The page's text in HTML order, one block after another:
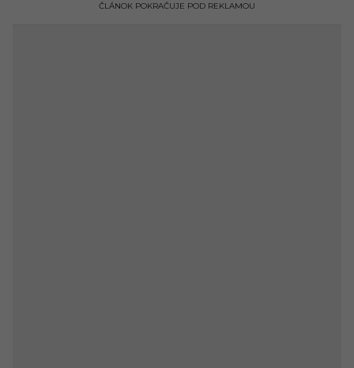
ČLÁNOK POKRAČUJE POD REKLAMOU